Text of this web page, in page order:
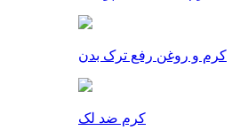
کرم و روغن رفع ترک بدن
کرم ضد لک